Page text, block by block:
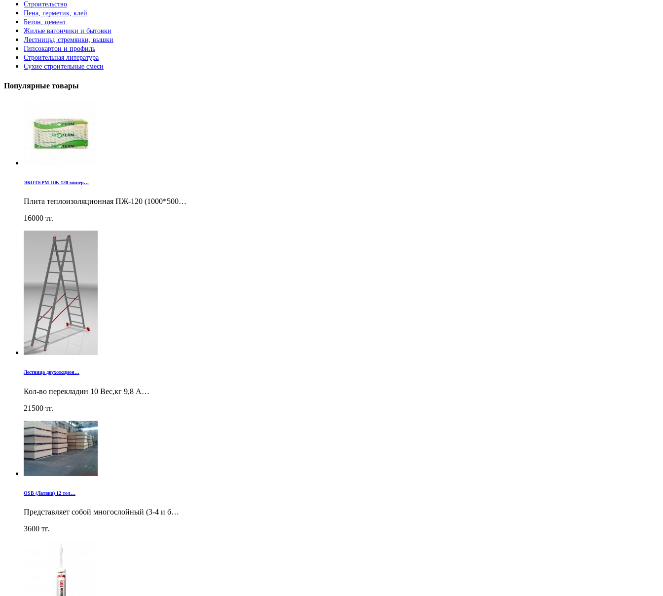
Строительство
Пена, герметик, клей
Бетон, цемент
Жилые вагончики и бытовки
Лестницы, стремянки, вышки
Гипсокартон и профиль
Строительная литература
Сухие строительные смеси
Популярные товары
ЭКОТЕРМ ПЖ-120 минер…
Плита теплоизоляционная ПЖ-120 (1000*500…
16000 тг.
Лестница двухсекцион…
Кол-во перекладин 10 Вес,кг 9,8 А…
21500 тг.
OSB (Латвия) 12 тол…
Представляет собой многослойный (3-4 и б…
3600 тг.